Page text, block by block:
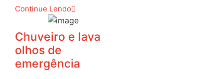
Continue Lendo
Chuveiro e lava
olhos de
emergência